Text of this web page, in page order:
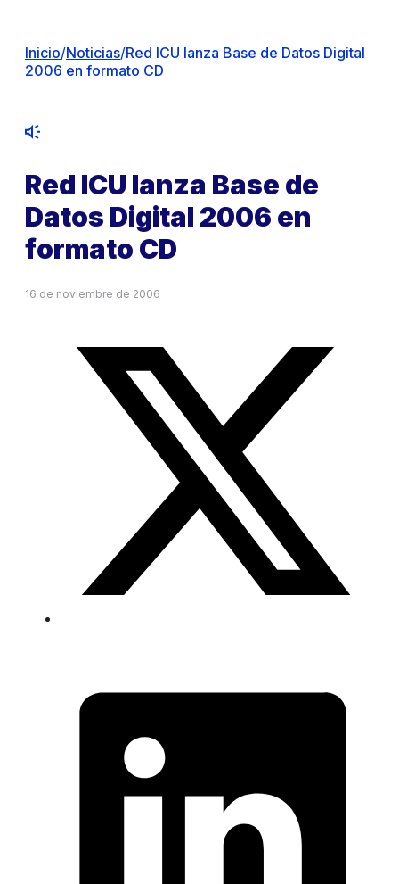
Inicio/Noticias/Red ICU lanza Base de Datos Digital
2006 en formato CD
Red ICU lanza Base de
Datos Digital 2006 en
formato CD
16 de noviembre de 2006